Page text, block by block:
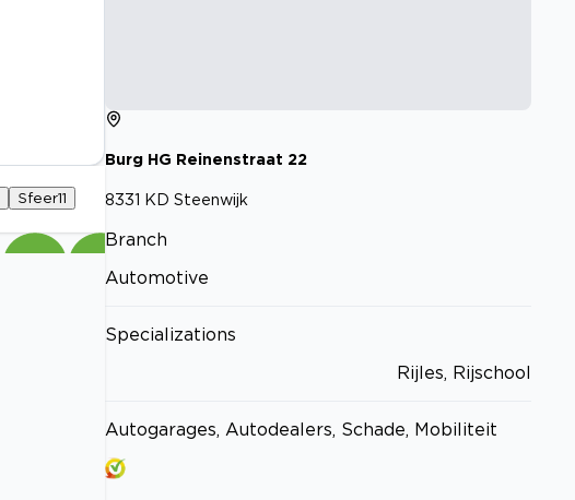
Sfeer11
Burg HG Reinenstraat 22
8331 KD Steenwijk
Branch
Automotive
Specializations
Rijles, Rijschool
Autogarages, Autodealers, Schade, Mobiliteit